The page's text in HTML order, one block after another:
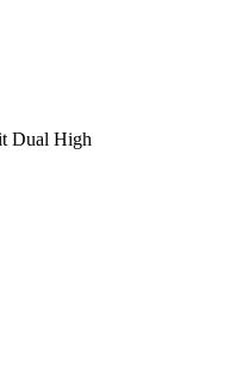
Dual High